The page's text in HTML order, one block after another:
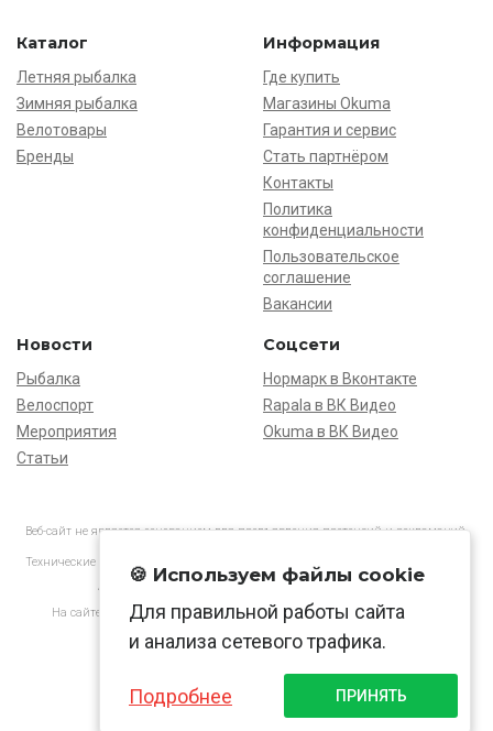
Каталог
Летняя рыбалка
Зимняя рыбалка
Велотовары
Бренды
Информация
Где купить
Магазины Okuma
Гарантия и сервис
Стать партнёром
Контакты
Политика
конфиденциальности
Пользовательское
соглашение
Вакансии
Новости
Рыбалка
Велоспорт
Мероприятия
Статьи
Соцсети
Нормарк в Вконтакте
Rapala в ВК Видео
Okuma в ВК Видео
Веб-сайт не является основанием для предъявления претензий и рекламаций,
Технические характеристики товаров могут отличаться от указанных на сайте.
АО «Нормарк» ИНН 7728172512 ОГРН 1037739603505
На сайте применяютсярекомендательные технологиив соответствии
🍪 Используем файлы cookie
Для правильной работы сайта
и анализа сетевого трафика.
Подробнее ПРИНЯТЬ